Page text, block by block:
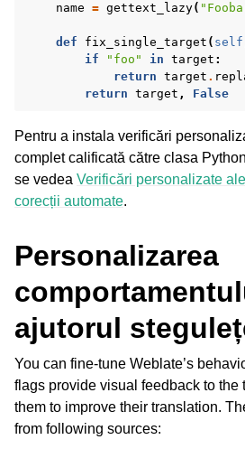
name = gettext_lazy(
def fix_single_target ( self
if
"foo" in target :
return target .
return target , False
Pentru a instala verificări
complet calificată către clasa
se vedea Verificări personalizate
corecții automate.
Personalizarea
ajutorul
You can fine-tune Weblate’s
flags provide visual feedback to the
them to improve their translation.
from following sources: